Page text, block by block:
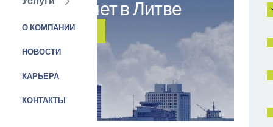
О КОМПАНИИ
НОВОСТИ
КАРЬЕРА
КОНТАКТЫ
Открыть счет в Литве
ЗАЯВКА НА УСЛУГУ